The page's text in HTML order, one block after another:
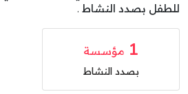
للطفل بصدد النشاط .
1 مؤسسة
بصدد النشاط